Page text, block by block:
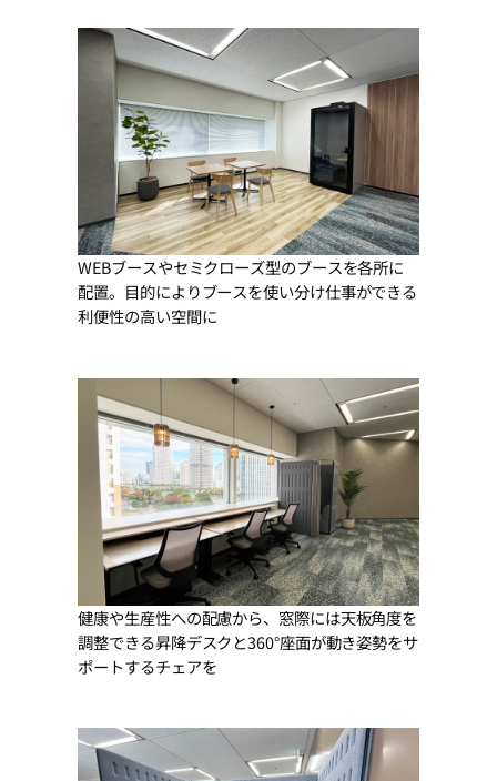
WEBブースやセミクローズ型のブースを各所に
配置。目的によりブースを使い分け仕事ができる
利便性の高い空間に
健康や生産性への配慮から、窓際には天板角度を
調整できる昇降デスクと360°座面が動き姿勢をサ
ポートするチェアを